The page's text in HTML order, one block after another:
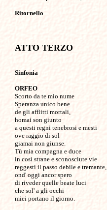
Ritornello
ATTO TERZO
Sinfonia
ORFEO
Scorto da te mio nume
Speranza unico bene
de gli afflitti mortali,
homai son giunto
a questi regni tenebrosi e mesti
ove raggio di sol
giamai non giunse.
Tù mia compagna e duce
in così strane e sconosciute vie
reggesti il passo debile e tremante,
ond' oggi ancor spero
di riveder quelle beate luci
che sol' a gli occhi
miei portano il giorno.